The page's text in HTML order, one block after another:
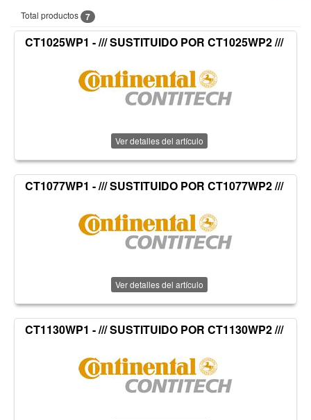
Total productos 7
CT1025WP1 - /// SUSTITUIDO POR CT1025WP2 ///
Ver detalles del artículo
CT1077WP1 - /// SUSTITUIDO POR CT1077WP2 ///
Ver detalles del artículo
CT1130WP1 - /// SUSTITUIDO POR CT1130WP2 ///